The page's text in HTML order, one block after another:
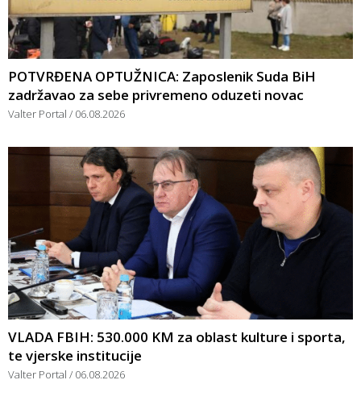
POTVRĐENA OPTUŽNICA: Zaposlenik Suda BiH
zadržavao za sebe privremeno oduzeti novac
Valter Portal 06.08.2026
VLADA FBIH: 530.000 KM za oblast kulture i sporta,
te vjerske institucije
Valter Portal 06.08.2026